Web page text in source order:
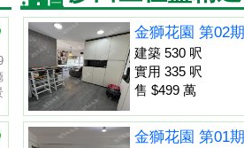
金獅花園 第02期
建築 530 呎
實用 335 呎
售 $499 萬
金獅花園 第01期